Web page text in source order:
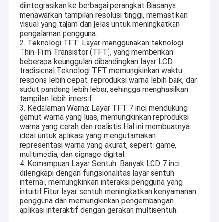
diintegrasikan ke berbagai perangkat.Biasanya
menawarkan tampilan resolusi tinggi, memastikan
visual yang tajam dan jelas untuk meningkatkan
pengalaman pengguna.
2. Teknologi TFT: Layar menggunakan teknologi
Thin-Film Transistor (TFT), yang memberikan
beberapa keunggulan dibandingkan layar LCD
tradisional.Teknologi TFT memungkinkan waktu
respons lebih cepat, reproduksi warna lebih baik, dan
sudut pandang lebih lebar, sehingga menghasilkan
tampilan lebih imersif.
3. Kedalaman Warna: Layar TFT 7 inci mendukung
gamut warna yang luas, memungkinkan reproduksi
warna yang cerah dan realistis.Hal ini membuatnya
ideal untuk aplikasi yang mengutamakan
representasi warna yang akurat, seperti game,
multimedia, dan signage digital.
4. Kemampuan Layar Sentuh: Banyak LCD 7 inci
dilengkapi dengan fungsionalitas layar sentuh
internal, memungkinkan interaksi pengguna yang
intuitif.Fitur layar sentuh meningkatkan kenyamanan
pengguna dan memungkinkan pengembangan
aplikasi interaktif dengan gerakan multisentuh.